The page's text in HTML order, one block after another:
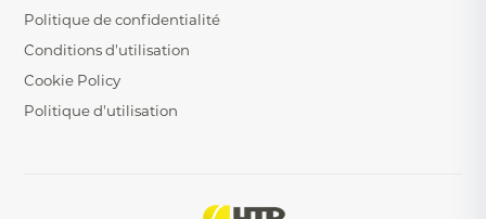
Politique de confidentialité
Conditions d'utilisation
Cookie Policy
Politique d'utilisation